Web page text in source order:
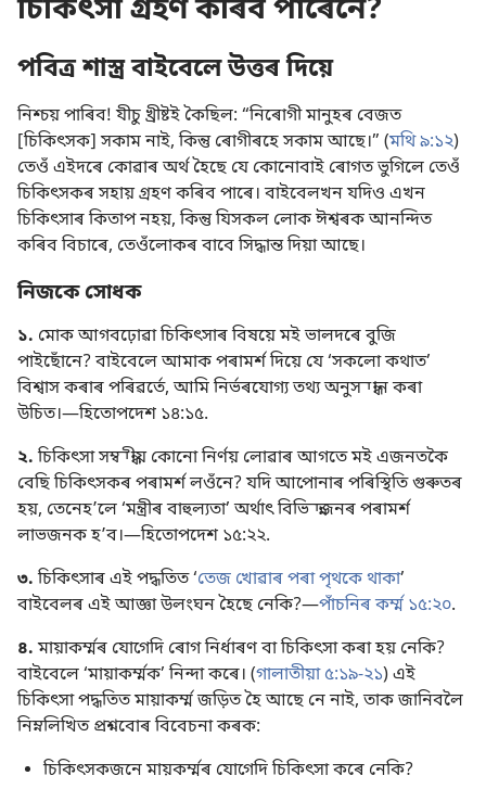
চিকিৎসা গ্ৰহণ কৰিব পাৰেনে?
পবিত্ৰ শাস্ত্ৰ বাইবেলে উত্তৰ দিয়ে
নিশ্চয় পাৰিব! যীচু খ্ৰীষ্টই কৈছিল: “নিৰোগী মানুহৰ বেজত
[চিকিৎসক] সকাম নাই, কিন্তু ৰোগীৰহে সকাম আছে।” (মথি ৯:১২)
তেওঁ এইদৰে কোৱাৰ অৰ্থ হৈছে যে কোনোবাই ৰোগত ভুগিলে তেওঁ
চিকিৎসকৰ সহায় গ্ৰহণ কৰিব পাৰে। বাইবেলখন যদিও এখন
চিকিৎসাৰ কিতাপ নহয়, কিন্তু যিসকল লোক ঈশ্বৰক আনন্দিত
কৰিব বিচাৰে, তেওঁলোকৰ বাবে সিদ্ধান্ত দিয়া আছে।
নিজকে সোধক
১. মোক আগবঢ়োৱা চিকিৎসাৰ বিষয়ে মই ভালদৰে বুজি
পাইছোঁনে? বাইবেলে আমাক পৰামৰ্শ দিয়ে যে ‘সকলো কথাত’
বিশ্বাস কৰাৰ পৰিৱৰ্তে, আমি নিৰ্ভৰযোগ্য তথ্য অনুসন্ধান কৰা
উচিত।—হিতোপদেশ ১৪:১৫.
২.চিকিৎসা সম্বন্ধীয় কোনো নিৰ্ণয় লোৱাৰ আগতে মই এজনতকৈ
বেছি চিকিৎসকৰ পৰামৰ্শ লওঁনে? যদি আপোনাৰ পৰিস্থিতি গুৰুতৰ
হয়, তেনেহʼলে ‘মন্ত্ৰীৰ বাহুল্যতা’ অৰ্থাৎ বিভিন্নজনৰ পৰামৰ্শ
লাভজনক হʼব।—হিতোপদেশ ১৫:২২.
৩.চিকিৎসাৰ এই পদ্ধতিত ‘তেজ খোৱাৰ পৰা পৃথকে থাকা’
বাইবেলৰ এই আজ্ঞা উলংঘন হৈছে নেকি?—পাঁচনিৰ কৰ্ম্ম ১৫:২০.
৪.মায়াকৰ্ম্মৰ যোগেদি ৰোগ নিৰ্ধাৰণ বা চিকিৎসা কৰা হয় নেকি?
বাইবেলে ‘মায়াকৰ্ম্মক’ নিন্দা কৰে। (গালাতীয়া ৫:১৯-২১) এই
চিকিৎসা পদ্ধতিত মায়াকৰ্ম্ম জড়িত হৈ আছে নে নাই, তাক জানিবলৈ
নিম্নলিখিত প্ৰশ্নবোৰ বিবেচনা কৰক:
চিকিৎসকজনে মায়কৰ্ম্মৰ যোগেদি চিকিৎসা কৰে নেকি?